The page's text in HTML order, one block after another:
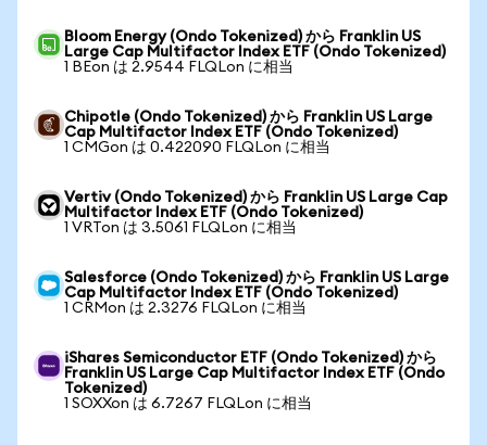
Bloom Energy (Ondo Tokenized) から Franklin US
Large Cap Multifactor Index ETF (Ondo Tokenized)
1 BEon は 2.9544 FLQLon に相当
Chipotle (Ondo Tokenized) から Franklin US Large
Cap Multifactor Index ETF (Ondo Tokenized)
1 CMGon は 0.422090 FLQLon に相当
Vertiv (Ondo Tokenized) から Franklin US Large Cap
Multifactor Index ETF (Ondo Tokenized)
1 VRTon は 3.5061 FLQLon に相当
Salesforce (Ondo Tokenized) から Franklin US Large
Cap Multifactor Index ETF (Ondo Tokenized)
1 CRMon は 2.3276 FLQLon に相当
iShares Semiconductor ETF (Ondo Tokenized) から
Franklin US Large Cap Multifactor Index ETF (Ondo
Tokenized)
1 SOXXon は 6.7267 FLQLon に相当